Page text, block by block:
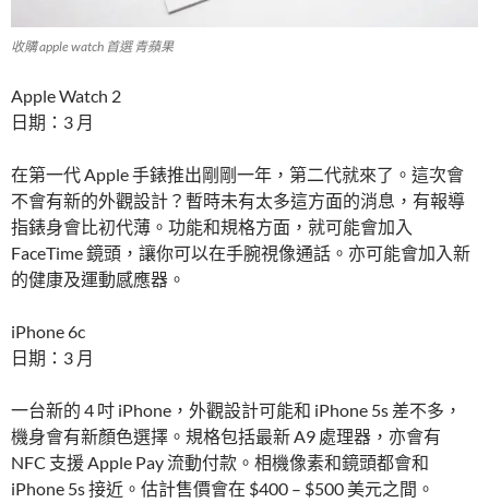
收購 apple watch 首選 青蘋果
Apple Watch 2
日期：3 月
在第一代 Apple 手錶推出剛剛一年，第二代就來了。這次會
不會有新的外觀設計？暫時未有太多這方面的消息，有報導
指錶身會比初代薄。功能和規格方面，就可能會加入
FaceTime 鏡頭，讓你可以在手腕視像通話。亦可能會加入新
的健康及運動感應器。
iPhone 6c
日期：3 月
一台新的 4 吋 iPhone，外觀設計可能和 iPhone 5s 差不多，
機身會有新顏色選擇。規格包括最新 A9 處理器，亦會有
NFC 支援 Apple Pay 流動付款。相機像素和鏡頭都會和
iPhone 5s 接近。估計售價會在 $400 – $500 美元之間。